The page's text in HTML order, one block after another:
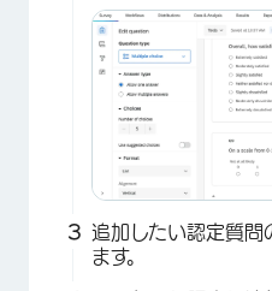
追加したい認定質問
ます。